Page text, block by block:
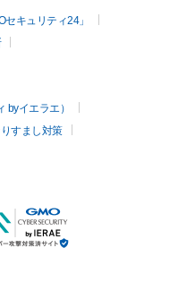
キュリティ24」
byイエラエ）
すまし対策